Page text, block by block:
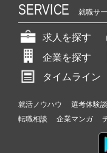
SERVICE 就職サ
求人を探す
企業を探す
タイムライン
就活ノウハウ 選考体験談
転職相談
企業マンガ